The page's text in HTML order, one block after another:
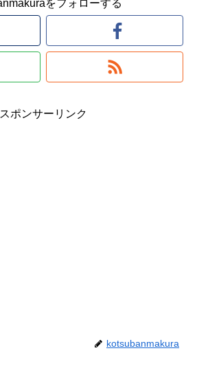
をフォローする
スポンサーリンク
kotsubanmakura